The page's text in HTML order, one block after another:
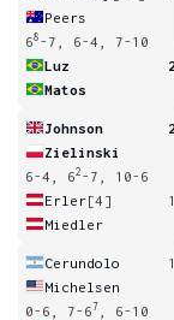
Peers
68 -7, 6-4, 7-10
Luz
2
Matos
Johnson
2
Zielinski
6-4, 62 -7, 10-6
Erler[4]
1
Miedler
Cerundolo
1
Michelsen
0-6, 7-67
, 6-10